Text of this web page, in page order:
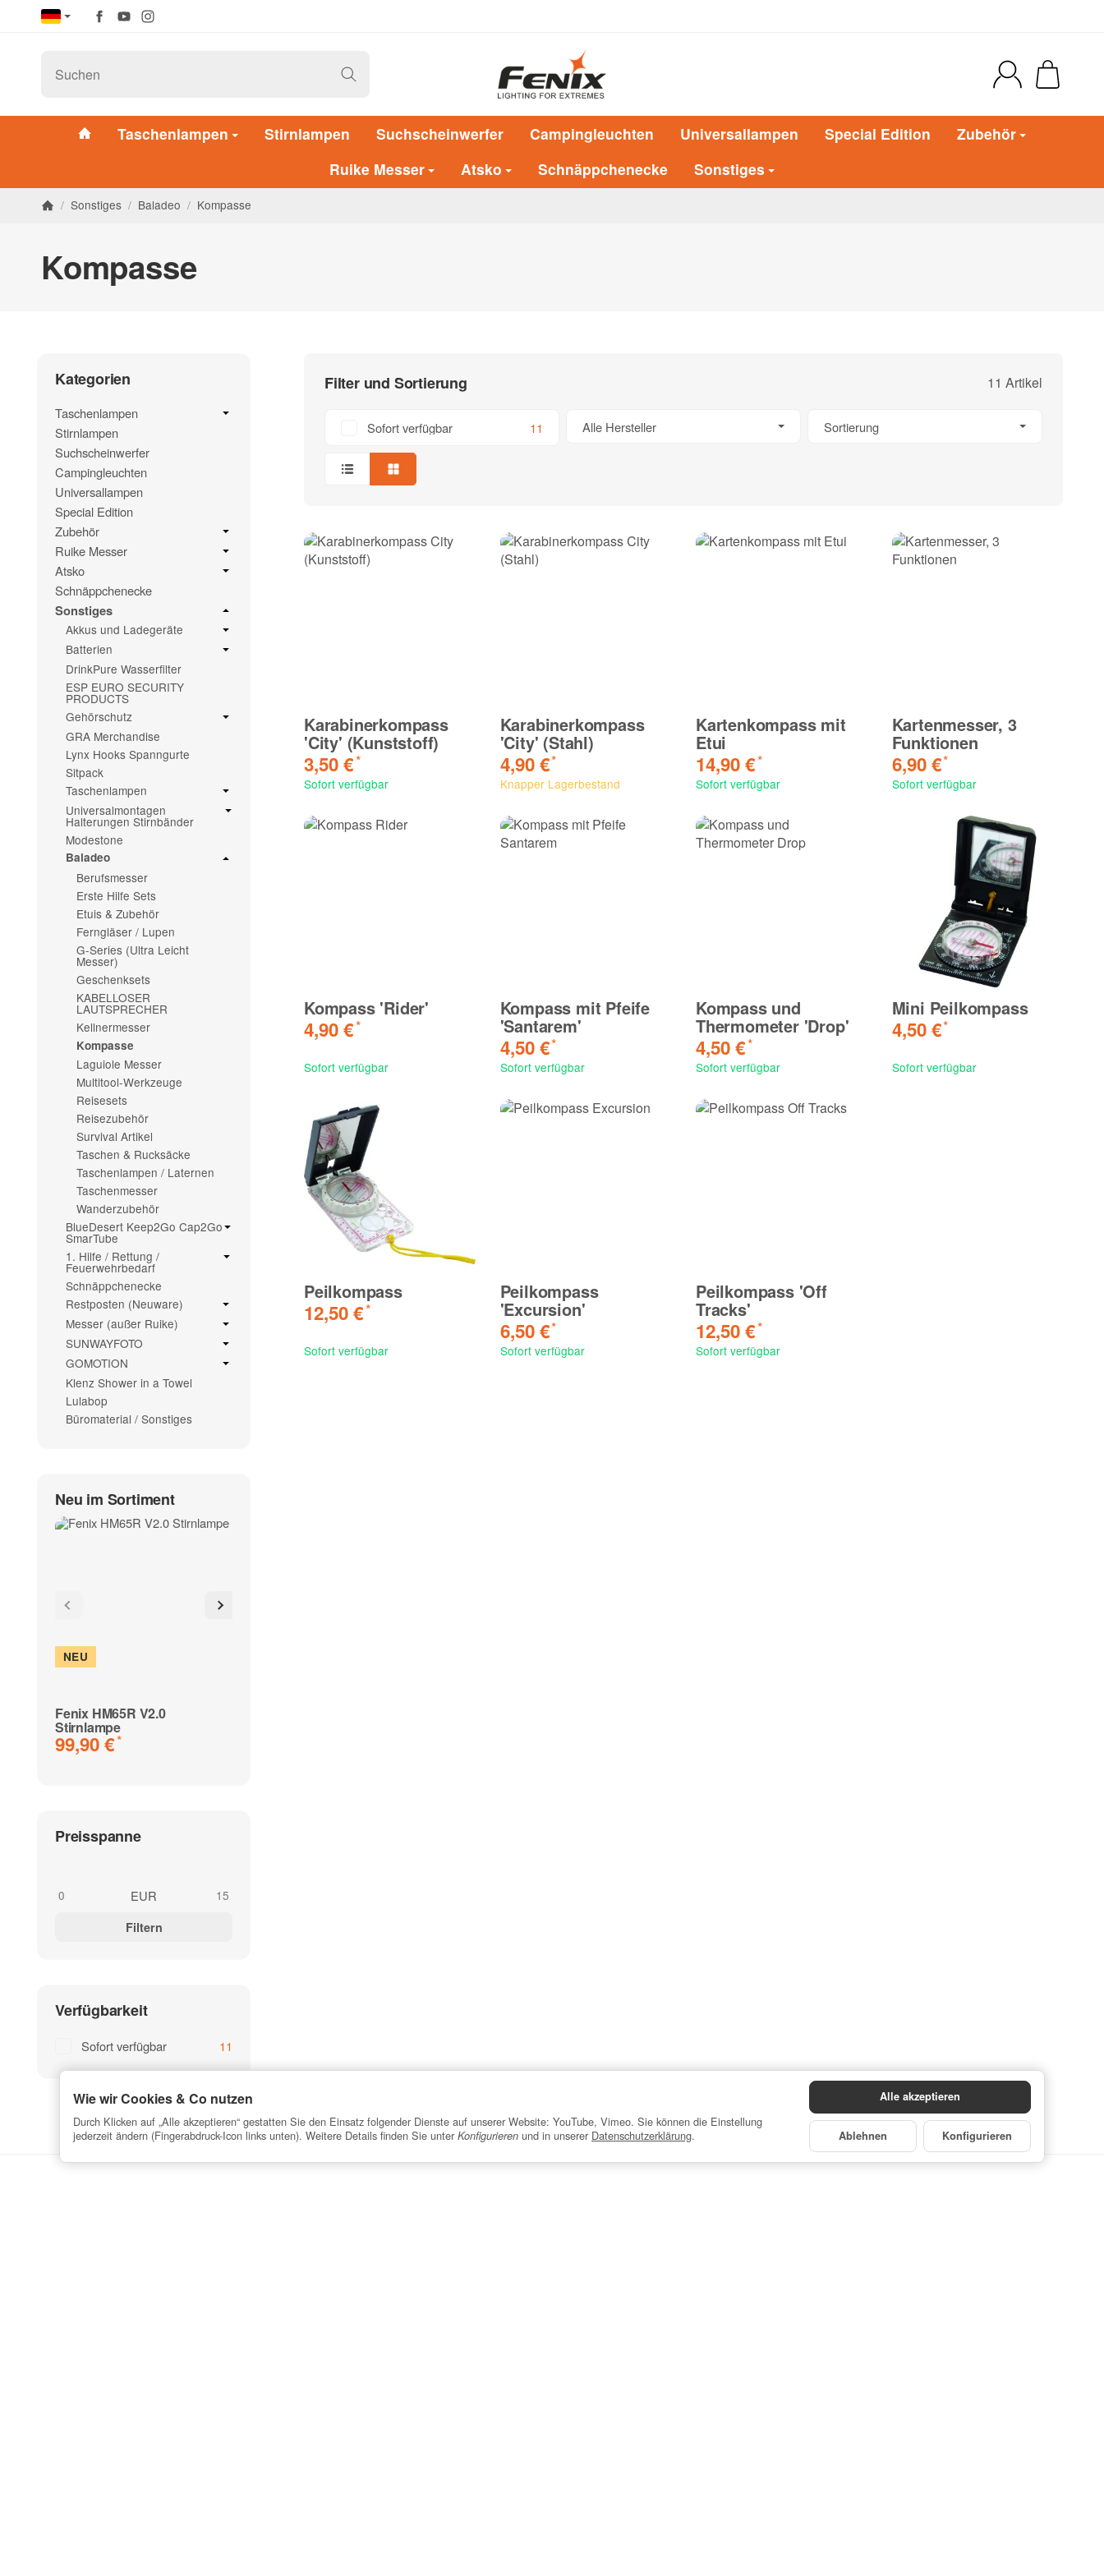
Taschenlampen Stirnlampen Suchscheinwerfer Campingleuchten Universallampen Special Edition
Zubehör
Ruike Messer
Atsko Schnäppchenecke Sonstiges
/ Sonstiges / Baladeo / Kompasse
Kompasse
Filter und Sortierung 11 Artikel
Sofort verfügbar 11 Alle Hersteller Sortierung
Karabinerkompass
'City' (Kunststoff)
3,50 €*
Sofort verfügbar
Karabinerkompass
'City' (Stahl)
4,90 €*
Knapper Lagerbestand
Kartenkompass mit
Etui
14,90 €*
Sofort verfügbar
Kartenmesser, 3
Funktionen
6,90 €*
Sofort verfügbar
Kompass 'Rider'
4,90 €*
Sofort verfügbar
Kompass mit Pfeife
'Santarem'
4,50 €*
Sofort verfügbar
Kompass und
Thermometer 'Drop'
4,50 €*
Sofort verfügbar
Mini Peilkompass
4,50 €*
Sofort verfügbar
Peilkompass
12,50 €*
Sofort verfügbar
Peilkompass
'Excursion'
6,50 €*
Sofort verfügbar
Peilkompass 'Off
Tracks'
12,50 €*
Sofort verfügbar
Kategorien
Taschenlampen
Stirnlampen
Suchscheinwerfer
Campingleuchten
Universallampen
Special Edition
Zubehör
Ruike Messer
Atsko
Schnäppchenecke
Sonstiges
Akkus und Ladegeräte
Batterien
DrinkPure Wasserfilter
ESP EURO SECURITY
PRODUCTS
Gehörschutz
GRA Merchandise
Lynx Hooks Spanngurte
Sitpack
Taschenlampen
Universalmontagen
Halterungen Stirnbänder
Modestone
Baladeo
Berufsmesser
Erste Hilfe Sets
Etuis & Zubehör
Ferngläser / Lupen
G-Series (Ultra Leicht
Messer)
Geschenksets
KABELLOSER
LAUTSPRECHER
Kellnermesser
Kompasse
Laguiole Messer
Multitool-Werkzeuge
Reisesets
Reisezubehör
Survival Artikel
Taschen & Rucksäcke
Taschenlampen / Laternen
Taschenmesser
Wanderzubehör
BlueDesert Keep2Go Cap2Go
SmarTube
1. Hilfe / Rettung /
Feuerwehrbedarf
Schnäppchenecke
Restposten (Neuware)
Messer (außer Ruike)
SUNWAYFOTO
GOMOTION
Klenz Shower in a Towel
Lulabop
Büromaterial / Sonstiges
Neu im Sortiment
NEU
Fenix HM65R V2.0
Stirnlampe
99,90 €*
Preisspanne
EUR
Filtern
Verfügbarkeit
Sofort verfügbar 11
Wie wir Cookies & Co nutzen
Durch Klicken auf „Alle akzeptieren“ gestatten Sie den Einsatz folgender Dienste auf unserer Website: YouTube, Vimeo. Sie können die Einstellung
jederzeit ändern (Fingerabdruck-Icon links unten). Weitere Details finden Sie unter Konfigurieren und in unserer Datenschutzerklärung.
Alle akzeptieren
Ablehnen Konfigurieren